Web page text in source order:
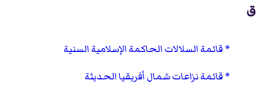
ق
قائمة السلالات الحاكمة الإسلامية السنية
قائمة نزاعات شمال أفريقيا الحديثة